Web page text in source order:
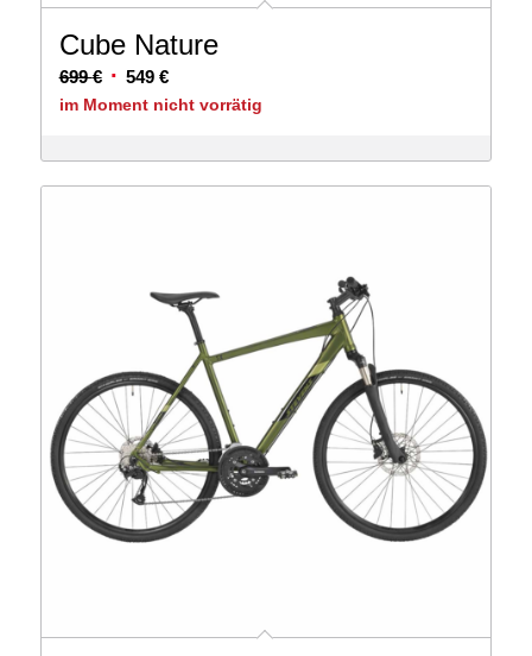
Cube Nature
699€ Ursprünglicher
Preis
699 €
549 €Aktueller
Preis
549 €.
im Moment nicht vorrätig